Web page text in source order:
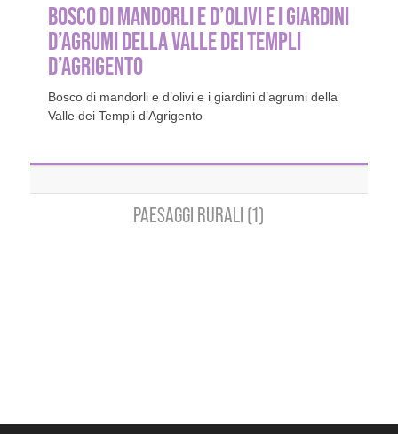
BOSCO DI MANDORLI E D’OLIVI E I GIARDINI
D’AGRUMI DELLA VALLE DEI TEMPLI
D’AGRIGENTO
Bosco di mandorli e d’olivi e i giardini d’agrumi della
Valle dei Templi d’Agrigento
PAESAGGI RURALI (1)